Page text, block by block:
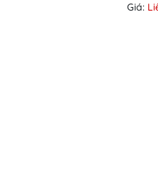
Giá: